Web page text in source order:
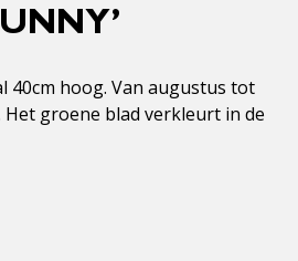
40cm hoog. Van augustus tot
groene blad verkleurt in de